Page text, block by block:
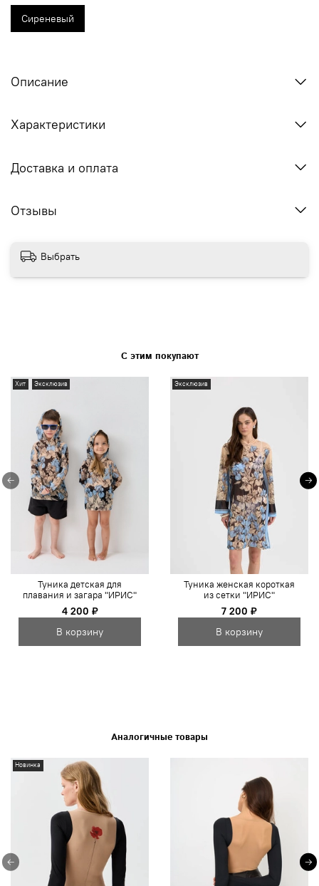
Сиреневый
Описание
Характеристики
Доставка и оплата
Отзывы
Выбрать
С этим покупают
Хит Эксклюзив
Туника детская для
плавания и загара "ИРИС"
4 200 ₽
В корзину
Эксклюзив
Туника женская короткая
из сетки "ИРИС"
7 200 ₽
В корзину
Аналогичные товары
Новинка